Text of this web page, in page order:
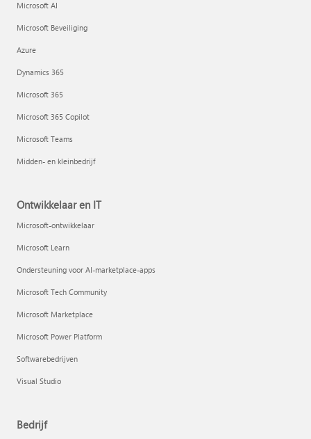
Microsoft AI
Microsoft Beveiliging
Azure
Dynamics 365
Microsoft 365
Microsoft 365 Copilot
Microsoft Teams
Midden- en kleinbedrijf
Ontwikkelaar en IT
Microsoft-ontwikkelaar
Microsoft Learn
Ondersteuning voor AI-marketplace-apps
Microsoft Tech Community
Microsoft Marketplace
Microsoft Power Platform
Softwarebedrijven
Visual Studio
Bedrijf